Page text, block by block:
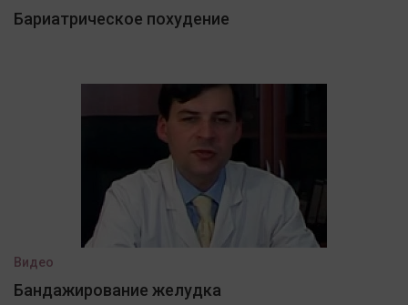
Бариатрическое похудение
Видео
Бандажирование желудка